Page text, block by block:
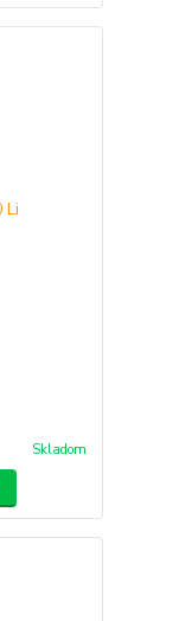
Skladom